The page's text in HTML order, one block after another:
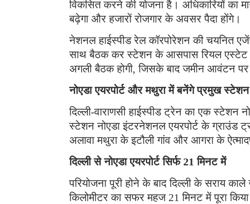
विकसित करने की योजना है। अधिकारियों का
बढ़ेगा और हजारों रोजगार के अवसर पैदा होंगे।
नेशनल हाईस्पीड रेल कॉरपोरेशन की चयनित
साथ बैठक कर स्टेशन के आसपास रियल एस्टेट
अगली बैठक होगी, जिसके बाद जमीन आवंटन पर
नोएडा एयरपोर्ट और मथुरा में बनेंगे प्रमुख स्टेशन
दिल्ली-वाराणसी हाईस्पीड ट्रेन का एक स्टेशन
स्टेशन नोएडा इंटरनेशनल एयरपोर्ट के ग्राउंड
अलावा मथुरा के इटौली गांव और आगरा के
दिल्ली से नोएडा एयरपोर्ट सिर्फ 21 मिनट में
परियोजना पूरी होने के बाद दिल्ली के सराय
किलोमीटर का सफर महज 21 मिनट में पूरा